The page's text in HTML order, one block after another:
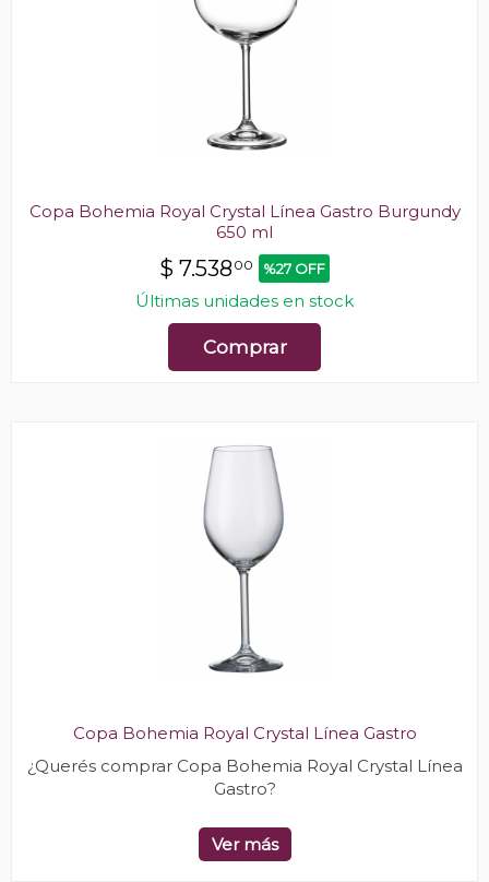
Copa Bohemia Royal Crystal Línea Gastro Burgundy
650 ml
$ 7.538 00 %27 OFF
Últimas unidades en stock
Comprar
Copa Bohemia Royal Crystal Línea Gastro
¿Querés comprar Copa Bohemia Royal Crystal Línea
Gastro?
Ver más